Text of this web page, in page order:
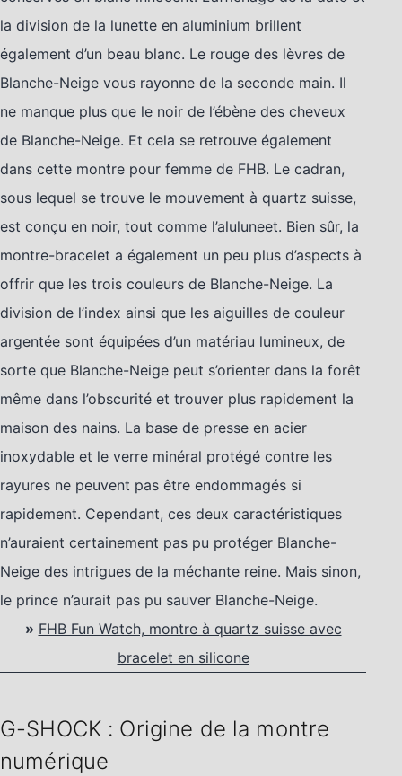
la division de la lunette en aluminium brillent
également d’un beau blanc. Le rouge des lèvres de
Blanche-Neige vous rayonne de la seconde main. Il
ne manque plus que le noir de l’ébène des cheveux
de Blanche-Neige. Et cela se retrouve également
dans cette montre pour femme de FHB. Le cadran,
sous lequel se trouve le mouvement à quartz suisse,
est conçu en noir, tout comme l’aluluneet. Bien sûr, la
montre-bracelet a également un peu plus d’aspects à
offrir que les trois couleurs de Blanche-Neige. La
division de l’index ainsi que les aiguilles de couleur
argentée sont équipées d’un matériau lumineux, de
sorte que Blanche-Neige peut s’orienter dans la forêt
même dans l’obscurité et trouver plus rapidement la
maison des nains. La base de presse en acier
inoxydable et le verre minéral protégé contre les
rayures ne peuvent pas être endommagés si
rapidement. Cependant, ces deux caractéristiques
n’auraient certainement pas pu protéger Blanche-
Neige des intrigues de la méchante reine. Mais sinon,
le prince n’aurait pas pu sauver Blanche-Neige.
» FHB Fun Watch, montre à quartz suisse avec
bracelet en silicone
G-SHOCK : Origine de la montre
numérique